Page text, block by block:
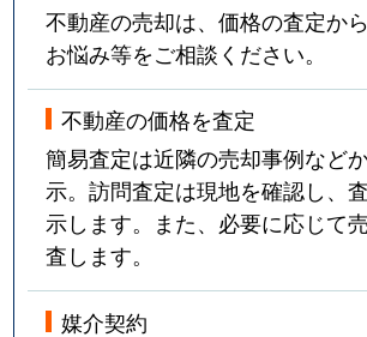
不動産の売却は、価格の査定か
お悩み等をご相談ください。
不動産の価格を査定
簡易査定は近隣の売却事例など
示。訪問査定は現地を確認し、
示します。また、必要に応じて
査します。
媒介契約